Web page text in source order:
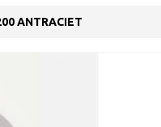
ANTRACIET